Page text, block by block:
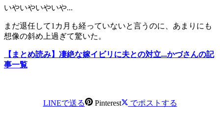
いやいやいやいや...
まだ退任して1カ月も経っていないと言うのに、あまりにも
想像の斜め上過ぎて驚いた。
【まとめ読み】凄絶な嫁イビリに夫との対立...かづさんの記
事一覧
LINEで送る Pinterest でポストする